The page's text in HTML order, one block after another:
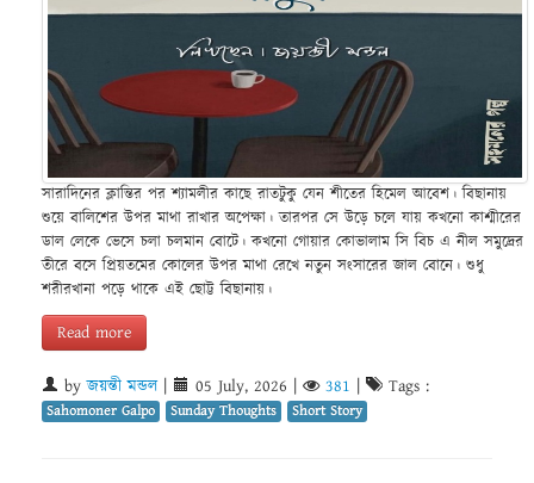
সারাদিনের ক্লান্তির পর শ্যামলীর কাছে রাতটুকু যেন শীতের হিমেল আবেশ। বিছানায়
শুয়ে বালিশের উপর মাথা রাখার অপেক্ষা। তারপর সে উড়ে চলে যায় কখনো কাশ্মীরের
ডাল লেকে ভেসে চলা চলমান বোটে। কখনো গোয়ার কোভালাম সি বিচ এ নীল সমুদ্রের
তীরে বসে প্রিয়তমের কোলের উপর মাথা রেখে নতুন সংসারের জাল বোনে। শুধু
শরীরখানা পড়ে থাকে এই ছোট্ট বিছানায়।
Read more
byজয়ন্তী মন্ডল| 05 July, 2026 381 Tags :
Sahomoner Galpo Sunday Thoughts Short Story